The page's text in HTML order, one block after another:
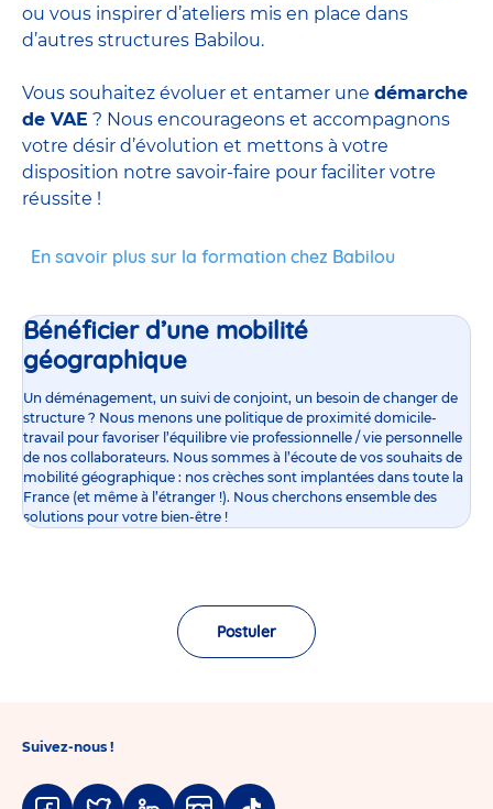
ou vous inspirer d’ateliers mis en place dans
d’autres structures Babilou.
Vous souhaitez évoluer et entamer une démarche
de VAE ? Nous encourageons et accompagnons
votre désir d’évolution et mettons à votre
disposition notre savoir-faire pour faciliter votre
réussite !
En savoir plus sur la formation chez Babilou
Bénéficier d’une mobilité
géographique
Un déménagement, un suivi de conjoint, un besoin de changer de
structure ? Nous menons une politique de proximité domicile-
travail pour favoriser l’équilibre vie professionnelle / vie personnelle
de nos collaborateurs. Nous sommes à l’écoute de vos souhaits de
mobilité géographique : nos crèches sont implantées dans toute la
France (et même à l’étranger !). Nous cherchons ensemble des
solutions pour votre bien-être !
Postuler
Suivez-nous !